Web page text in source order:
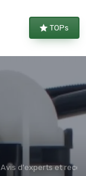
TOPs
Avis d'experts et